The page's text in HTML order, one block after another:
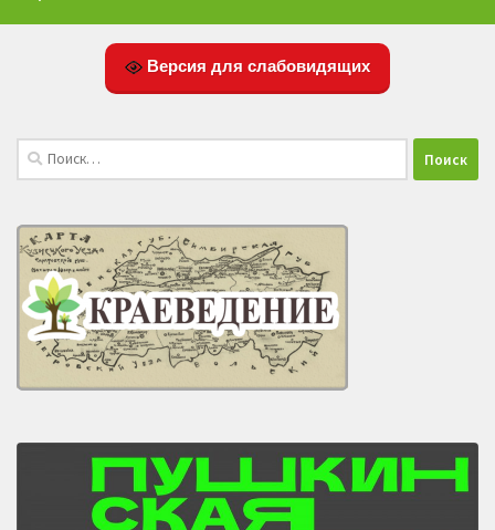
Версия для слабовидящих
Найти: